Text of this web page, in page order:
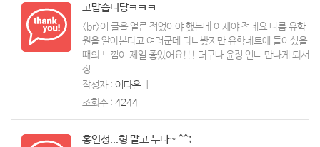
고맙습니당ㅋㅋㅋ
<br>이 글을 얼른 적었어야 했는데 이제야 적네요 나름 유학
원을 알아본다고 여러군데 다녀봤지만 유학네트에 들어섰을
때의 느낌이 제일 좋았어요!!! 더구나 윤정 언니 만나게 되서
정..
작성자 : 이다은ㅣ
조회수 : 4244
홍인성...형 말고 누나~ ^^;